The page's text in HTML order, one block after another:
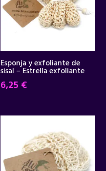
Esponja y exfoliante de
sisal – Estrella exfoliante
6,25 €